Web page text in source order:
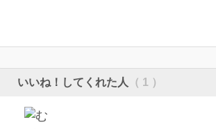
いいね！してくれた人 （ 1 ）